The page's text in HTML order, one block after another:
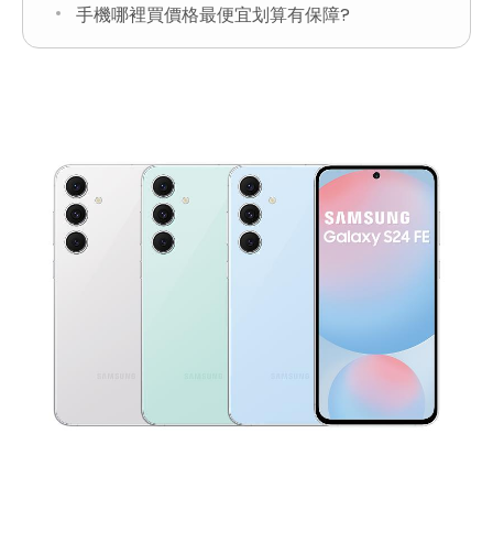
手機哪裡買價格最便宜划算有保障?